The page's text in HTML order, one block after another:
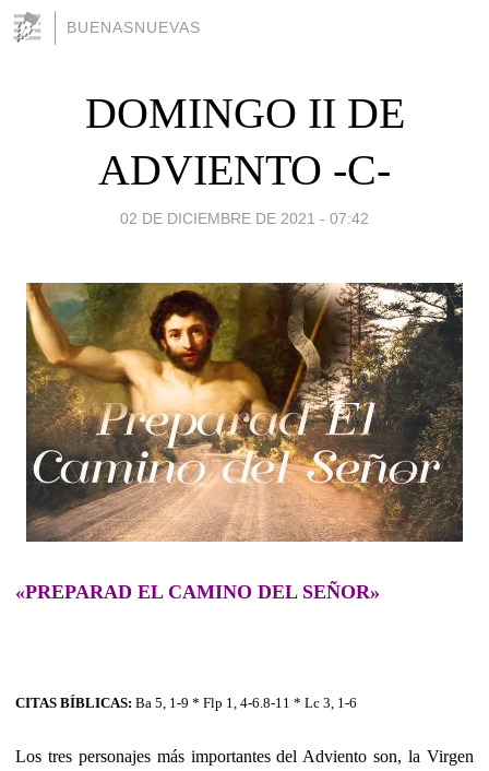
BUENASNUEVAS
DOMINGO II DE
ADVIENTO -C-
02 DE DICIEMBRE DE 2021 - 07:42
«PREPARAD EL CAMINO DEL SEÑOR»
CITAS BÍBLICAS: Ba 5, 1-9 * Flp 1, 4-6.8-11 * Lc 3, 1-6
Los tres personajes más importantes del Adviento son, la Virgen